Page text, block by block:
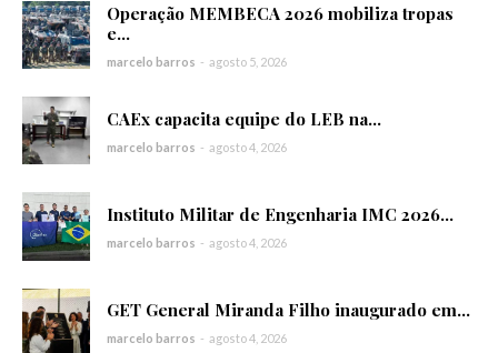
Operação MEMBECA 2026 mobiliza tropas
e...
marcelo barros - agosto 5, 2026
CAEx capacita equipe do LEB na...
marcelo barros - agosto 4, 2026
Instituto Militar de Engenharia IMC 2026...
marcelo barros - agosto 4, 2026
GET General Miranda Filho inaugurado em...
marcelo barros - agosto 4, 2026